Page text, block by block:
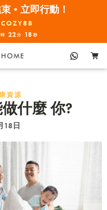
•立即行動！
!
COZY88
時 22 分 17 秒
資源
什麼 你?
18日